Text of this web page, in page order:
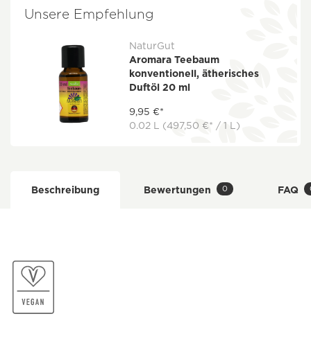
Unsere Empfehlung
NaturGut
Aromara Teebaum
konventionell, ätherisches
Duftöl 20 ml
9,95 €*
0.02 L (497,50 €* / 1 L)
Beschreibung Bewertungen 0 FAQ